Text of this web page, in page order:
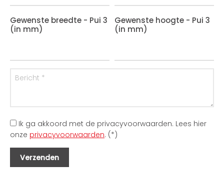
Gewenste breedte - Pui 3
(in mm)
Gewenste hoogte - Pui 3
(in mm)
Ik ga akkoord met de privacyvoorwaarden. Lees hier
onze privacyvoorwaarden. (*)